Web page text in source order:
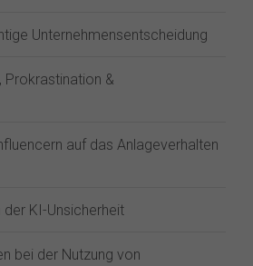
Unternehmensentscheidung
Prokrastination &
auf das Anlageverhalten
KI-Unsicherheit
bei der Nutzung von